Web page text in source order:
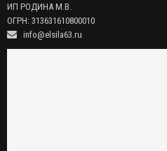
ИП РОДИНА М.В.
ОГРН: 313631610800010
info@elsila63.ru